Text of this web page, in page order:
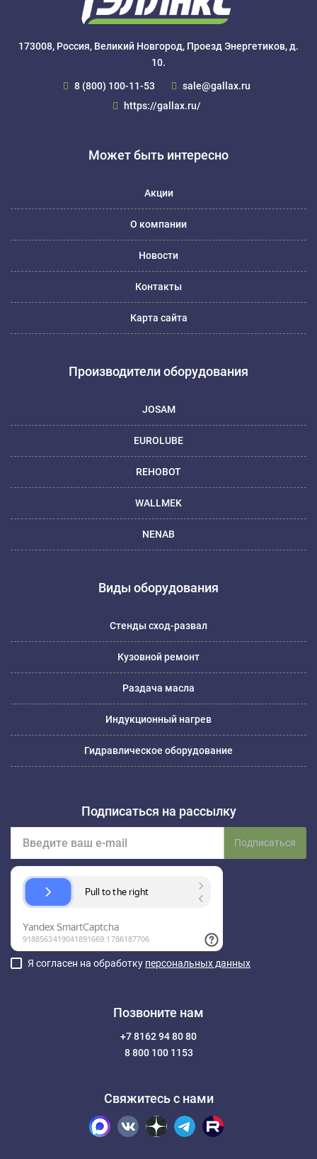
173008, Россия, Великий Новгород, Проезд Энергетиков, д.
10.
8 (800) 100-11-53
sale@gallax.ru
https://gallax.ru/
Может быть интересно
Акции
О компании
Новости
Контакты
Карта сайта
Производители оборудования
JOSAM
EUROLUBE
REHOBOT
WALLMEK
NENAB
Виды оборудования
Стенды сход-развал
Кузовной ремонт
Раздача масла
Индукционный нагрев
Гидравлическое оборудование
Подписаться на рассылку
Подписаться
Я согласен на обработку персональных данных
Позвоните нам
+7 8162 94 80 80
8 800 100 1153
Свяжитесь с нами